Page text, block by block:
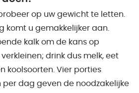
op uw gewicht te letten.
komt u gemakkelijker aan.
kalk om de kans op
drink dus melk, eet
koolsoorten. Vier porties
dag geven de noodzakelijke